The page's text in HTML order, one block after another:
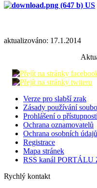
US
aktualizováno: 17.1.2014
Verze pro slabší zrak
Zásady používání
Prohlášení o přístupnosti
Ochrana oznamovatelů
Ochrana osobních
Registrace
Mapa stránek
RSS kanál
Rychlý kontakt